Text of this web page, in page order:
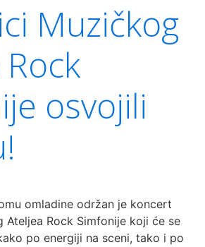
Muzičkog
osvojili
omladine održan je koncert
Ateljea Rock Simfonije koji će se
po energiji na sceni, tako i po